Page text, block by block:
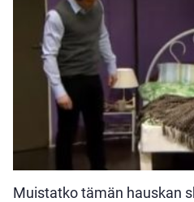
Muistatko tämän hauskan